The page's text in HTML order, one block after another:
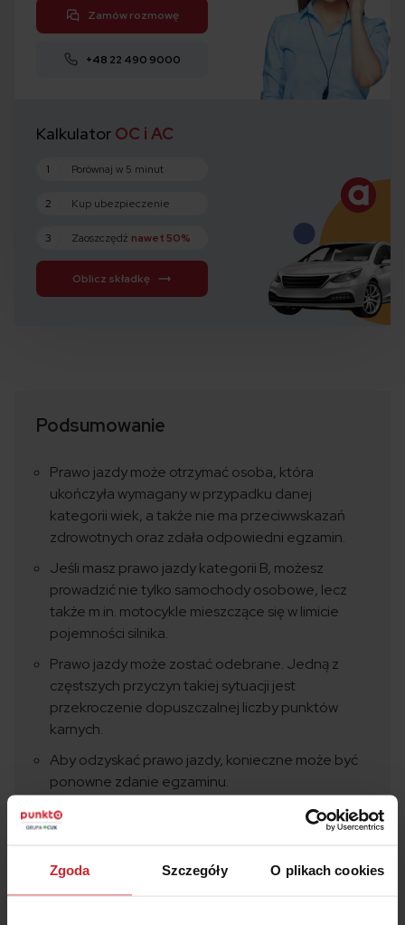
Zgoda Szczegóły O plikach cookies
Zamów rozmowę
+48 22 490 9000
Kalkulator OC i AC
1 Porównaj w 5 minut
2 Kup ubezpieczenie
3 Zaoszczędź nawet 50%
Oblicz składkę
Podsumowanie
Prawo jazdy może otrzymać osoba, która
ukończyła wymagany w przypadku danej
kategorii wiek, a także nie ma przeciwwskazań
zdrowotnych oraz zdała odpowiedni egzamin.
Jeśli masz prawo jazdy kategorii B, możesz
prowadzić nie tylko samochody osobowe, lecz
także m.in. motocykle mieszczące się w limicie
pojemności silnika.
Prawo jazdy może zostać odebrane. Jedną z
częstszych przyczyn takiej sytuacji jest
przekroczenie dopuszczalnej liczby punktów
karnych.
Aby odzyskać prawo jazdy, konieczne może być
ponowne zdanie egzaminu.